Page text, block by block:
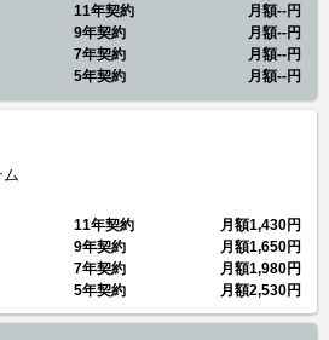
11年契約 月額--円
9年契約
月額--円
7年契約
月額--円
5年契約
月額--円
11年契約 月額1,430円
9年契約
月額1,650円
7年契約
月額1,980円
5年契約
月額2,530円